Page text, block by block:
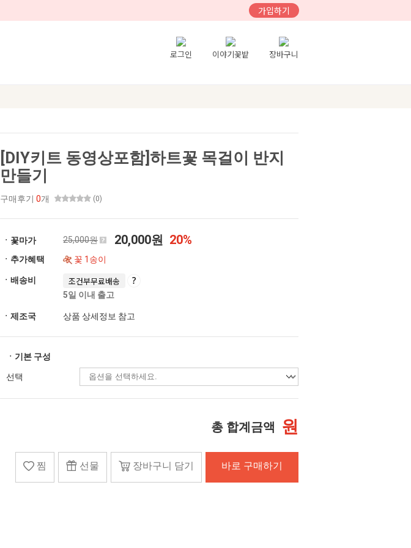
가입하기
로그인 이야기꽃밭 장바구니
[DIY키트 동영상포함]하트꽃 목걸이 반지
만들기
구매후기 0개 (0)
ㆍ꽃마가 25,000원 20,000원 20%
ㆍ추가혜택 꽃 1송이
ㆍ배송비 조건부무료배송
5일 이내 출고
ㆍ제조국 상품 상세정보 참고
ㆍ기본 구성
선택
총 합계금액 원
찜 선물 장바구니 담기 바로 구매하기